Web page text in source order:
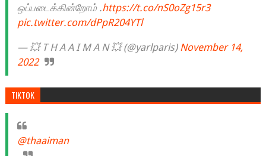
ஒப்படைக்கின்றோம் .https://t.co/nS0oZg15r3
pic.twitter.com/dPpR204YTl
— 💥 T H A A I M A N 💥 (@yarlparis) November 14,
2022
TIKTOK
@thaaiman